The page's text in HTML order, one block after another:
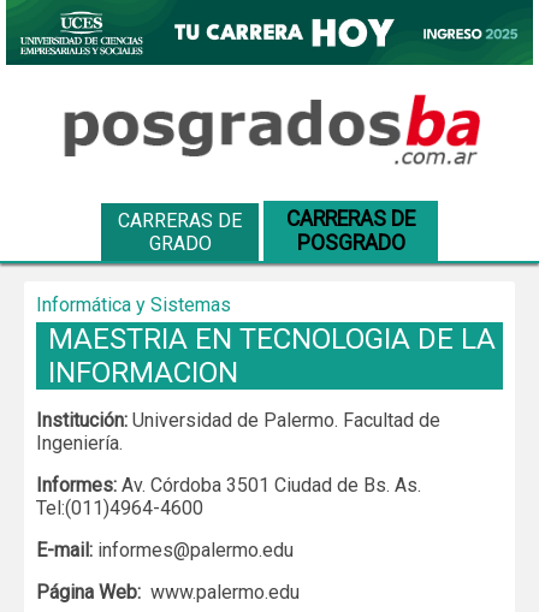
CARRERAS DE
GRADO
CARRERAS DE
POSGRADO
Informática y Sistemas
MAESTRIA EN TECNOLOGIA DE LA
INFORMACION
Institución: Universidad de Palermo. Facultad de
Ingeniería.
Informes: Av. Córdoba 3501 Ciudad de Bs. As.
Tel:(011)4964-4600
E-mail: informes@palermo.edu
Página Web: www.palermo.edu